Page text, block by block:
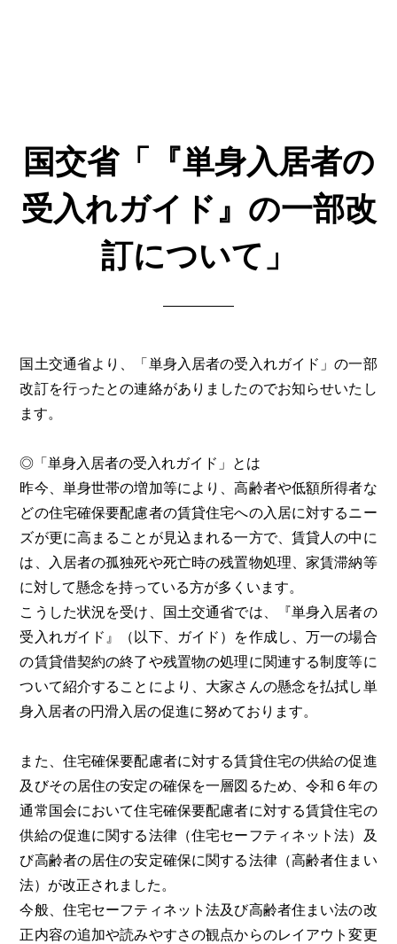
国交省「『単身入居者の
受入れガイド』の一部改
訂について」
国土交通省より、「単身入居者の受入れガイド」の一部
改訂を行ったとの連絡がありましたのでお知らせいたし
ます。
◎「単身入居者の受入れガイド」とは
昨今、単身世帯の増加等により、高齢者や低額所得者な
どの住宅確保要配慮者の賃貸住宅への入居に対するニー
ズが更に高まることが見込まれる一方で、賃貸人の中に
は、入居者の孤独死や死亡時の残置物処理、家賃滞納等
に対して懸念を持っている方が多くいます。
こうした状況を受け、国土交通省では、『単身入居者の
受入れガイド』（以下、ガイド）を作成し、万一の場合
の賃貸借契約の終了や残置物の処理に関連する制度等に
ついて紹介することにより、大家さんの懸念を払拭し単
身入居者の円滑入居の促進に努めております。
また、住宅確保要配慮者に対する賃貸住宅の供給の促進
及びその居住の安定の確保を一層図るため、令和６年の
通常国会において住宅確保要配慮者に対する賃貸住宅の
供給の促進に関する法律（住宅セーフティネット法）及
び高齢者の居住の安定確保に関する法律（高齢者住まい
法）が改正されました。
今般、住宅セーフティネット法及び高齢者住まい法の改
正内容の追加や読みやすさの観点からのレイアウト変更